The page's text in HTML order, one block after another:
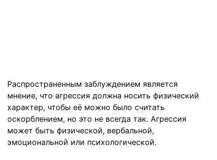
Распространенным заблуждением является
мнение, что агрессия должна носить физический
характер, чтобы её можно было считать
оскорблением, но это не всегда так. Агрессия
может быть физической, вербальной,
эмоциональной или психологической.